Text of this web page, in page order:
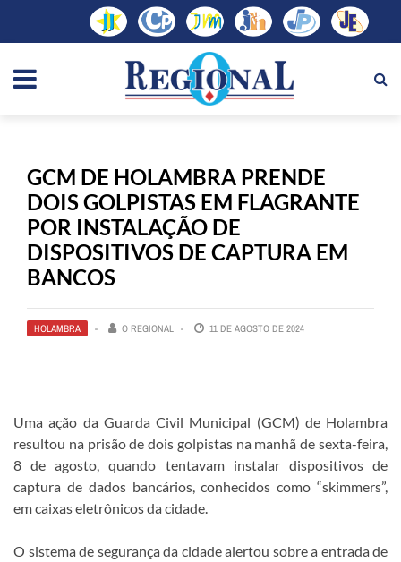
GCM DE HOLAMBRA PRENDE
DOIS GOLPISTAS EM FLAGRANTE
POR INSTALAÇÃO DE
DISPOSITIVOS DE CAPTURA EM
BANCOS
HOLAMBRA O REGIONAL 11 DE AGOSTO DE 2024
Uma ação da Guarda Civil Municipal (GCM) de Holambra
resultou na prisão de dois golpistas na manhã de sexta-feira,
8 de agosto, quando tentavam instalar dispositivos de
captura de dados bancários, conhecidos como “skimmers”,
em caixas eletrônicos da cidade.
O sistema de segurança da cidade alertou sobre a entrada de